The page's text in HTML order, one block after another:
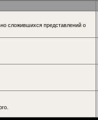
сложившихся представлений о